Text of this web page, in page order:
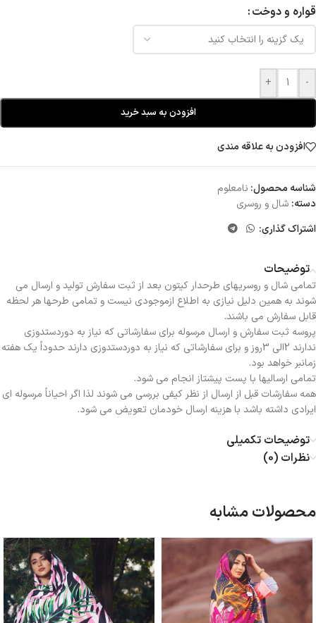
قواره و دوخت
-
+
افزودن به سبد خرید
افزودن به علاقه مندی
شناسه محصول: نامعلوم
دسته: شال و روسری
اشتراک گذاری:
توضیحات
تمامی شال و روسریهای طرحدار کیتون بعد از ثبت سفارش تولید و ارسال می
شوند به همین دلیل نیازی به اطلاع ازموجودی نیست و تمامی طرحها هر لحظه
قابل سفارش می باشند.
پروسه ثبت سفارش و ارسال مرسوله برای سفارشاتی که نیاز به دوردستدوزی
ندارند 2الی 3روز و برای سفارشاتی که نیاز به دوردستدوزی دارند حدوداً یک هفته
زمانبر خواهد بود.
تمامی ارسالیها با پست پیشتاز انجام می شود.
همه سفارشات قبل از ارسال از نظر کیفی بررسی می شوند لذا اگر احیاناً مرسوله ای
ایرادی داشته باشد با هزینه ارسال خودمان تعویض می شود.
توضیحات تکمیلی
نظرات (0)
محصولات مشابه